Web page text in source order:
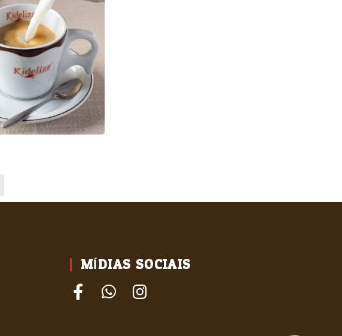
MÍDIAS SOCIAIS